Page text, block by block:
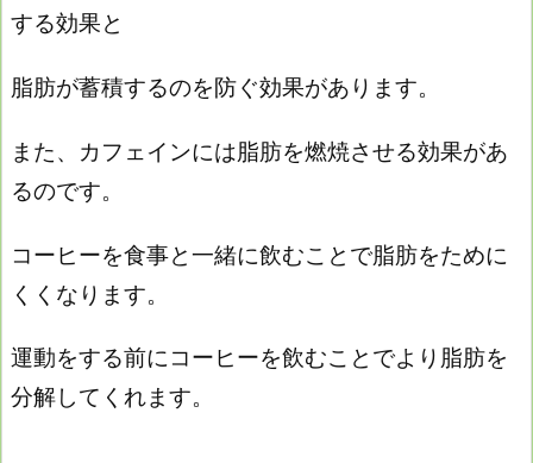
する効果と
脂肪が蓄積するのを防ぐ効果があります。
また、カフェインには脂肪を燃焼させる効果があ
るのです。
コーヒーを食事と一緒に飲むことで脂肪をために
くくなります。
運動をする前にコーヒーを飲むことでより脂肪を
分解してくれます。